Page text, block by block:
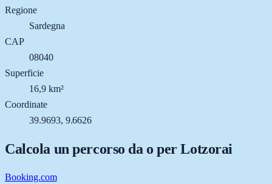
Regione
Sardegna
CAP
08040
Superficie
16,9 km²
Coordinate
39.9693, 9.6626
Calcola un percorso da o perLotzorai
Booking.com